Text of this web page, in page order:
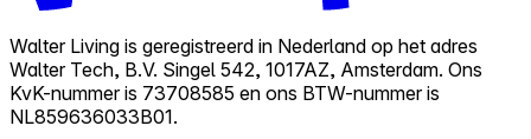
Walter Living is geregistreerd in Nederland op het adres
Walter Tech, B.V. Singel 542, 1017AZ, Amsterdam. Ons
KvK-nummer is 73708585 en ons BTW-nummer is
NL859636033B01.